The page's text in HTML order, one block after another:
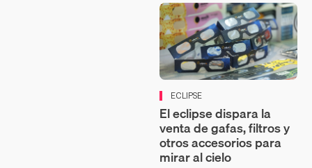
ECLIPSE
El eclipse dispara la
venta de gafas, filtros y
otros accesorios para
mirar al cielo